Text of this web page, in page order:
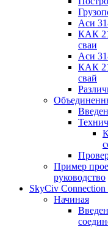
Аси
КАК
сваи
Аси
КАК
свай
Пример
руководство
SkyCiv Connection
Начиная